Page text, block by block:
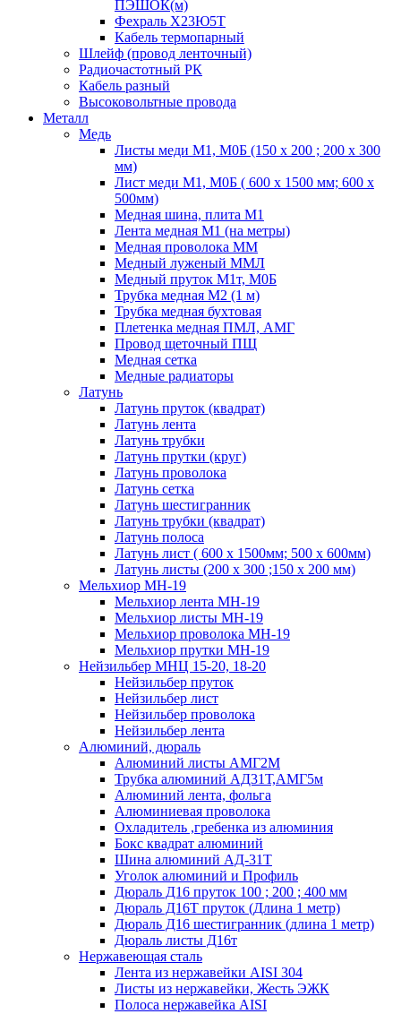
ПЭШОК(м)
Фехраль Х23Ю5Т
Кабель термопарный
Шлейф (провод ленточный)
Радиочастотный РК
Кабель разный
Высоковольтные провода
Металл
Медь
Листы меди М1, М0Б (150 х 200 ; 200 х 300
мм)
Лист меди М1, М0Б ( 600 х 1500 мм; 600 х
500мм)
Медная шина, плита М1
Лента медная М1 (на метры)
Медная проволока ММ
Медный луженый ММЛ
Медный пруток М1т, М0Б
Трубка медная М2 (1 м)
Трубка медная бухтовая
Плетенка медная ПМЛ, АМГ
Провод щеточный ПЩ
Медная сетка
Медные радиаторы
Латунь
Латунь пруток (квадрат)
Латунь лента
Латунь трубки
Латунь прутки (круг)
Латунь проволока
Латунь сетка
Латунь шестигранник
Латунь трубки (квадрат)
Латунь полоса
Латунь лист ( 600 х 1500мм; 500 х 600мм)
Латунь листы (200 х 300 ;150 х 200 мм)
Мельхиор МН-19
Мельхиор лента МН-19
Мельхиор листы МН-19
Мельхиор проволока МН-19
Мельхиор прутки МН-19
Нейзильбер МНЦ 15-20, 18-20
Нейзильбер пруток
Нейзильбер лист
Нейзильбер проволока
Нейзильбер лента
Алюминий, дюраль
Алюминий листы АМГ2М
Трубка алюминий АД31Т,АМГ5м
Алюминий лента, фольга
Алюминиевая проволока
Охладитель ,гребенка из алюминия
Бокс квадрат алюминий
Шина алюминий АД-31Т
Уголок алюминий и Профиль
Дюраль Д16 пруток 100 ; 200 ; 400 мм
Дюраль Д16Т пруток (Длина 1 метр)
Дюраль Д16 шестигранник (длина 1 метр)
Дюраль листы Д16т
Нержавеющая сталь
Лента из нержавейки AISI 304
Листы из нержавейки, Жесть ЭЖК
Полоса нержавейка АISI